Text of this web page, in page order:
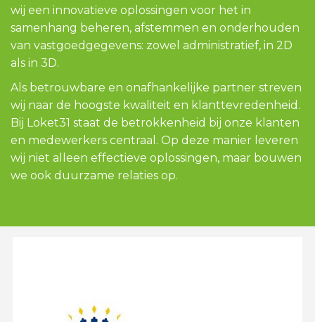
wij een innovatieve oplossingen voor het in
samenhang beheren, afstemmen en onderhouden
van vastgoedgegevens: zowel administratief, in 2D
als in 3D.
Als betrouwbare en onafhankelijke partner streven
wij naar de hoogste kwaliteit en klanttevredenheid.
Bij Loket31 staat de betrokkenheid bij onze klanten
en medewerkers centraal. Op deze manier leveren
wij niet alleen effectieve oplossingen, maar bouwen
we ook duurzame relaties op.